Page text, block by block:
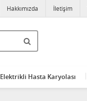
Hakkımızda İletişim
Elektrikli Hasta Karyolası